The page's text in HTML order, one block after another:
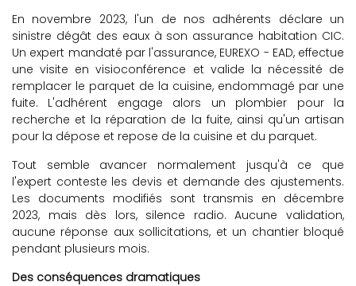
En novembre 2023, l'un de nos adhérents déclare un
sinistre dégât des eaux à son assurance habitation CIC.
Un expert mandaté par l'assurance, EUREXO - EAD, effectue
une visite en visioconférence et valide la nécessité de
remplacer le parquet de la cuisine, endommagé par une
fuite. L'adhérent engage alors un plombier pour la
recherche et la réparation de la fuite, ainsi qu'un artisan
pour la dépose et repose de la cuisine et du parquet.
Tout semble avancer normalement jusqu'à ce que
l'expert conteste les devis et demande des ajustements.
Les documents modifiés sont transmis en décembre
2023, mais dès lors, silence radio. Aucune validation,
aucune réponse aux sollicitations, et un chantier bloqué
pendant plusieurs mois.
Des conséquences dramatiques